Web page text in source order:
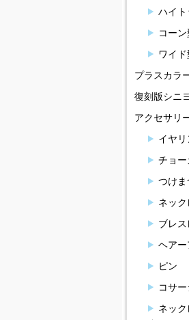
ハイト
コーン
ワイド
プラスカラ
復刻版シニ
アクセサリ
イヤ
チョー
つけま
ネック
ブレス
ヘアー
ピン
コサー
ネッ